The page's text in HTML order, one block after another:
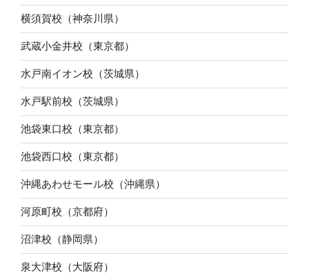
横須賀校（神奈川県）
武蔵小金井校（東京都）
水戸南イオン校（茨城県）
水戸駅前校（茨城県）
池袋東口校（東京都）
池袋西口校（東京都）
沖縄あわせモール校（沖縄県）
河原町校（京都府）
沼津校（静岡県）
泉大津校（大阪府）